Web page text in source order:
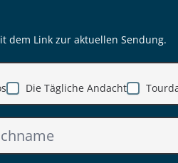
dem Link zur aktuellen Sendung.
Die Tägliche Andacht